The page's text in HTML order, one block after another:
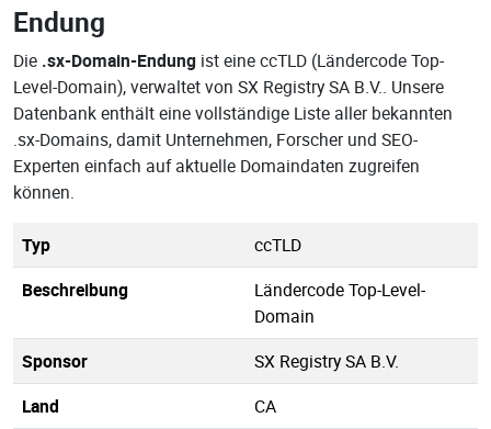
Endung
Die .sx-Domain-Endung ist eine ccTLD (Ländercode Top-
Level-Domain), verwaltet von SX Registry SA B.V.. Unsere
Datenbank enthält eine vollständige Liste aller bekannten
.sx-Domains, damit Unternehmen, Forscher und SEO-
Experten einfach auf aktuelle Domaindaten zugreifen
können.
Typ
ccTLD
Beschreibung
Ländercode Top-Level-
Domain
Sponsor
SX Registry SA B.V.
Land
CA